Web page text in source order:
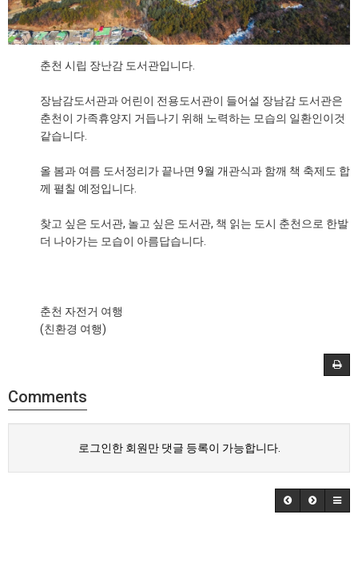
춘천 시립 장난감 도서관입니다.
장남감도서관과 어린이 전용도서관이 들어설 장남감 도서관은
춘천이 가족휴양지 거듭나기 위해 노력하는 모습의 일환인이것
같습니다.
올 봄과 여름 도서정리가 끝나면 9월 개관식과 함깨 책 축제도 합
께 펼칠 예정입니다.
찾고 싶은 도서관, 놀고 싶은 도서관, 책 읽는 도시 춘천으로 한발
더 나아가는 모습이 아름답습니다.
춘천 자전거 여행
(친환경 여행)
Comments
로그인한 회원만 댓글 등록이 가능합니다.